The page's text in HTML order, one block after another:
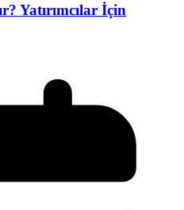
Yatırımcılar İçin